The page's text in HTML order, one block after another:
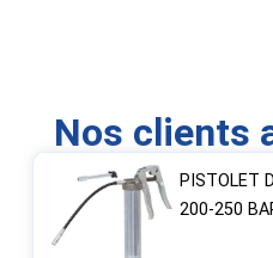
Nos clients
PISTOLET
200-250